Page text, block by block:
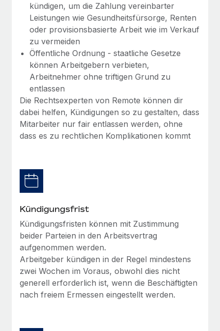
Wie Phiture 55 Mitarbeiter:innen in 19 Ländern
mit Remote verwaltet
Phiture ist der unumstrittene Marktführer im Bereich der
Wachstumsberatung für mobile Apps. Das...
Mehr erfahren
kündigen, um die Zahlung vereinbarter
Leistungen wie Gesundheitsfürsorge, Renten
oder provisionsbasierte Arbeit wie im Verkauf
zu vermeiden
Öffentliche Ordnung - staatliche Gesetze
können Arbeitgebern verbieten,
Arbeitnehmer ohne triftigen Grund zu
entlassen
Die Rechtsexperten von Remote können dir
dabei helfen, Kündigungen so zu gestalten, dass
Mitarbeiter nur fair entlassen werden, ohne
dass es zu rechtlichen Komplikationen kommt
Kündigungsfrist
Kündigungsfristen können mit Zustimmung
beider Parteien in den Arbeitsvertrag
aufgenommen werden.
Arbeitgeber kündigen in der Regel mindestens
zwei Wochen im Voraus, obwohl dies nicht
generell erforderlich ist, wenn die Beschäftigten
nach freiem Ermessen eingestellt werden.